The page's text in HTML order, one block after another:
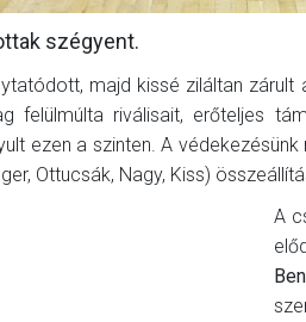
szégyent.
majd kissé ziláltan
felülmúlta riválisait, erőteljes
ezen a szinten. A
Ottucsák, Nagy, Kiss)
A